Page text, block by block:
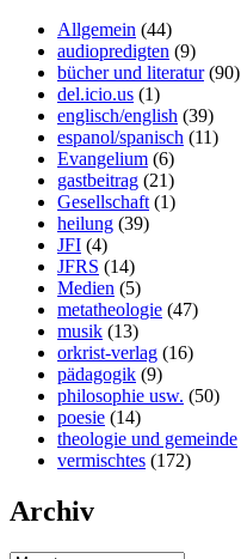
Allgemein (44)
audiopredigten (9)
bücher und literatur(90)
del.icio.us (1)
englisch/english (39)
espanol/spanisch (11)
Evangelium (6)
gastbeitrag (21)
Gesellschaft (1)
heilung (39)
JFI (4)
JFRS (14)
Medien (5)
metatheologie (47)
musik (13)
orkrist-verlag (16)
pädagogik (9)
philosophie usw. (50)
poesie (14)
theologie und gemeinde
vermischtes (172)
Archiv